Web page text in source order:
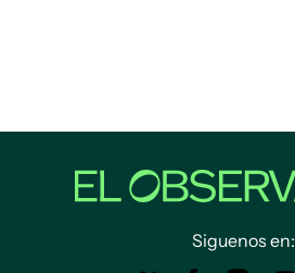
Siguenos en: